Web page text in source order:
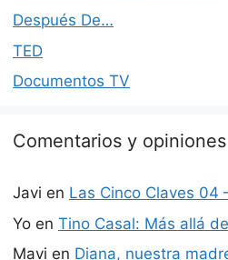
Después De…
TED
Documentos TV
Comentarios y opiniones
Javi en Las Cinco Claves 04
Yo en Tino Casal: Más allá
Mavi en Diana, nuestra